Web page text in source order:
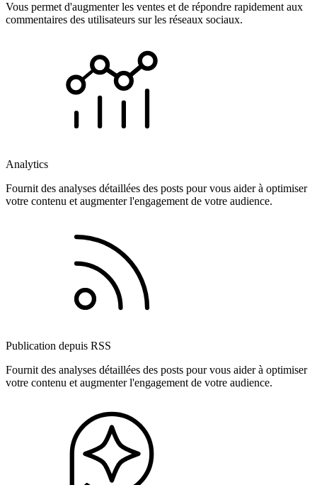
Vous permet d'augmenter les ventes et de répondre rapidement aux
commentaires des utilisateurs sur les réseaux sociaux.
Analytics
Fournit des analyses détaillées des posts pour vous aider à optimiser
votre contenu et augmenter l'engagement de votre audience.
Publication depuis RSS
Fournit des analyses détaillées des posts pour vous aider à optimiser
votre contenu et augmenter l'engagement de votre audience.